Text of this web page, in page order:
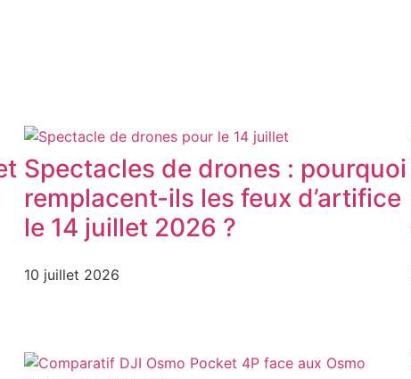
Spectacles de drones : pourquoi
remplacent-ils les feux d’artifice
le 14 juillet 2026 ?
10 juillet 2026